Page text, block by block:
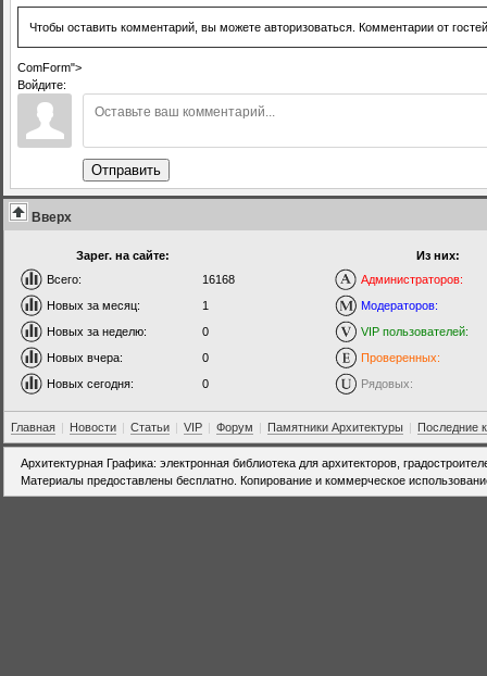
Чтобы оставить комментарий, вы можете авторизоваться. Комментарии от
ComForm">
Войдите:
Отправить
Вверх
Зарег. на сайте:
Всего:
16168
Новых за месяц:
1
Новых за неделю:
0
Новых вчера:
0
Новых сегодня:
0
Из них:
Администраторов:
Модераторов:
VIP пользователей:
Проверенных:
Рядовых:
Главная | Новости | Статьи | VIP | Форум | Памятники Архитектуры | Последние
Архитектурная Графика: электронная библиотека для архитекторов,
Материалы предоставлены бесплатно. Копирование и коммерческое